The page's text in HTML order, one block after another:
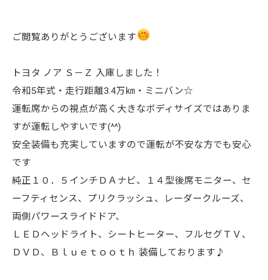
ご閲覧ありがとうございます
トヨタ ノア Ｓ－Ｚ 入庫しました！
令和5年式・走行距離3.4万㎞・ミニバン☆
運転席からの視点が高く大きなボディサイズではありま
すが運転しやすいです(^^)
安全装備も充実していますので運転が不安な方でも安心
です
純正１０．５インチＤＡナビ、１４型後席モニター、セ
ーフティセンス、プリクラッシュ、レーダークルーズ、
両側パワースライドドア、
ＬＥＤヘッドライト、シートヒーター、フルセグＴＶ、
ＤＶＤ、Ｂｌｕｅｔｏｏｔｈ 装備しております♪